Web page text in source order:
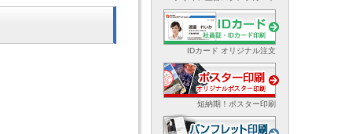
IDカード オリジナル注文
短納期！ポスター印刷